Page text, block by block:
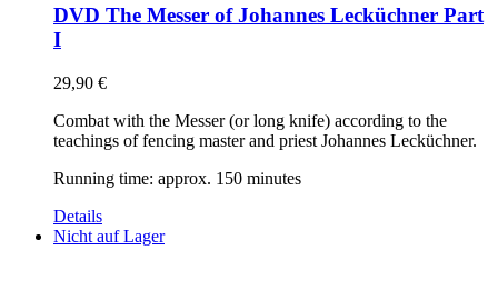
DVD The Messer of Johannes Lecküchner Part
I
29,90 €
Combat with the Messer (or long knife) according to the
teachings of fencing master and priest Johannes Lecküchner.
Running time: approx. 150 minutes
Details
Nicht auf Lager